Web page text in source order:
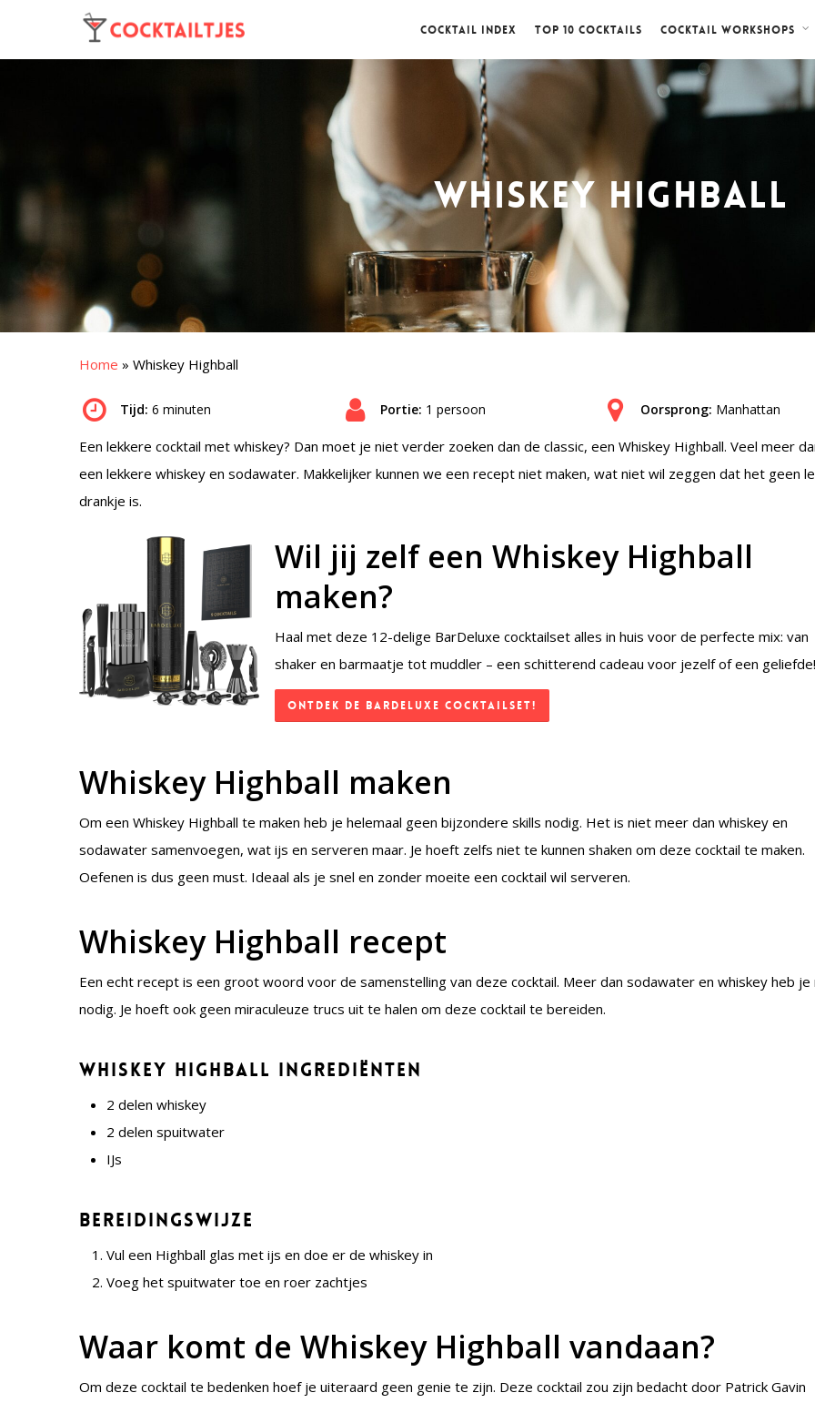
Cocktail index Top 10 cocktails Cocktail workshops
Whiskey Highball
Home » Whiskey Highball
Tijd: 6 minuten Portie: 1 persoon Oorsprong: Manhattan
Een lekkere cocktail met whiskey? Dan moet je niet verder zoeken dan de classic, een Whiskey Highball. Veel meer
een lekkere whiskey en sodawater. Makkelijker kunnen we een recept niet maken, wat niet wil zeggen dat het geen
drankje is.
Wil jij zelf een Whiskey Highball
maken?
Haal met deze 12-delige BarDeluxe cocktailset alles in huis voor de perfecte mix: van
shaker en barmaatje tot muddler – een schitterend cadeau voor jezelf of een geliefde!
Ontdek de BarDeluxe Cocktailset!
Whiskey Highball maken
Om een Whiskey Highball te maken heb je helemaal geen bijzondere skills nodig. Het is niet meer dan whiskey en
sodawater samenvoegen, wat ijs en serveren maar. Je hoeft zelfs niet te kunnen shaken om deze cocktail te maken.
Oefenen is dus geen must. Ideaal als je snel en zonder moeite een cocktail wil serveren.
Whiskey Highball recept
Een echt recept is een groot woord voor de samenstelling van deze cocktail. Meer dan sodawater en whiskey heb je
nodig. Je hoeft ook geen miraculeuze trucs uit te halen om deze cocktail te bereiden.
Whiskey Highball ingrediënten
2 delen whiskey
2 delen spuitwater
IJs
Bereidingswijze
Vul een Highball glas met ijs en doe er de whiskey in
Voeg het spuitwater toe en roer zachtjes
Waar komt de Whiskey Highball vandaan?
Om deze cocktail te bedenken hoef je uiteraard geen genie te zijn. Deze cocktail zou zijn bedacht door Patrick Gavin